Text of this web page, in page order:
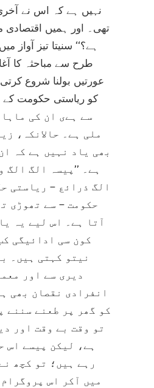
نہیں ہے کہ اس نے
تھی۔ اور ہمیں
ہے؟‘‘ سنیتا تیز آواز
طرح سے مباحثہ کا
عورتیں بولنا شروع
سے ہےی ان کی
ملی ہے۔ حالانکہ،
بھی یاد نہیں ہے کہ
ہے۔ ’’پیسہ الگ
الگ ذرائع – ریاستی
حکومت – سے تھوڑی
آتا ہے۔ اس لیے یہ
کون سی ادائیگی
نیتو کہتی ہیں۔
دیری سے اور
انفرادی نقصان بھی
کو گھر پر طعنے سننے
تو وقت بے وقت اور
ہے، لیکن پیسے اس
رہے ہیں؛ تو کچھ
میں آکر اس